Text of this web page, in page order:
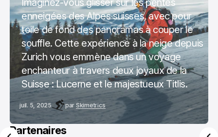
enneigées des Alpes suisses, avec pour
toile de fond des panoramas à couper le
souffle. Cette expérience à la neige depuis
Zurich vous emmène dans un voyage
enchanteur à travers deux joyaux de la
Suisse : Lucerne et le majestueux Titlis.
juil. 5, 2025 par Skimetrics
Partenaires